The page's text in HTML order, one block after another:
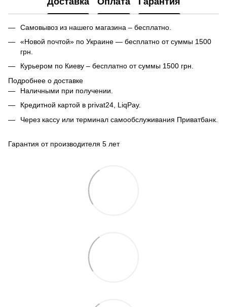
Самовывоз из нашего магазина – бесплатно.
«Новой почтой» по Украине — бесплатно от суммы 1500
грн.
Курьером по Киеву – бесплатно от суммы 1500 грн.
Подробнее о доставке
Наличными при получении.
Кредитной картой в privat24, LiqPay.
Через кассу или терминал самообслуживания Приватбанк.
Гарантия от производителя 5 лет